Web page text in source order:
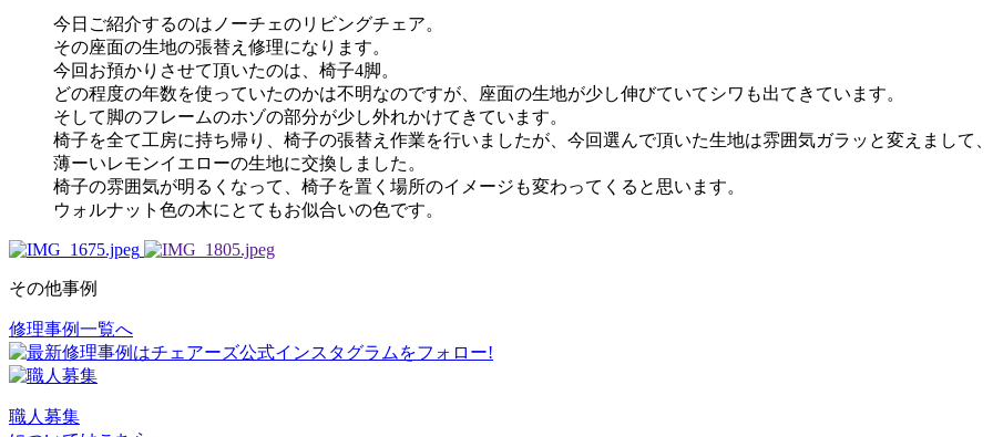
今日ご紹介するのはノーチェのリビングチェア。
その座面の生地の張替え修理になります。
今回お預かりさせて頂いたのは、椅子4脚。
どの程度の年数を使っていたのかは不明なのですが、座面の生地が少し伸びていてシワも出てきています。
そして脚のフレームのホゾの部分が少し外れかけてきています。
椅子を全て工房に持ち帰り、椅子の張替え作業を行いましたが、今回選んで頂いた生地は雰囲気ガラッと変えまして
薄ーいレモンイエローの生地に交換しました。
椅子の雰囲気が明るくなって、椅子を置く場所のイメージも変わってくると思います。
ウォルナット色の木にとてもお似合いの色です。
その他事例
投
稿
ナ
修理事例一覧へ
職人募集